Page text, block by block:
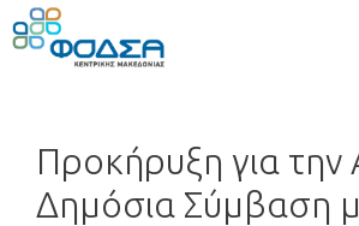
Προκήρυξη για την
Δημόσια Σύμβαση